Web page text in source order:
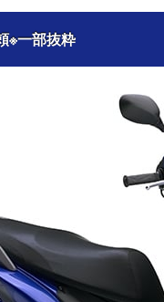
※一部抜粋